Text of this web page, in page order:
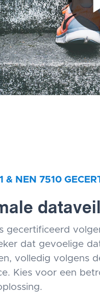
& NEN 7510
gecertificeerd
dat gevoelige
volledig volgens
Kies voor een